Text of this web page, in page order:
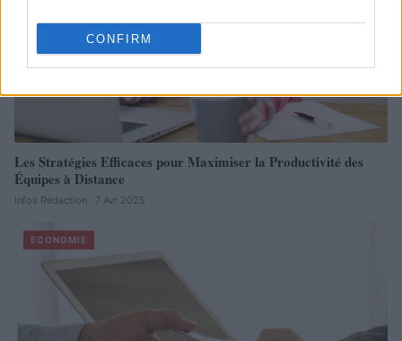
CONFIRM
Les Stratégies Efficaces pour Maximiser la Productivité des
Équipes à Distance
Infos Rédaction · 7 Avr 2025
ECONOMIE